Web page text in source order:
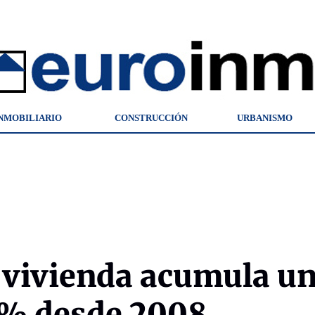
CONSTRUCCIÓN URBANISMO
acumula